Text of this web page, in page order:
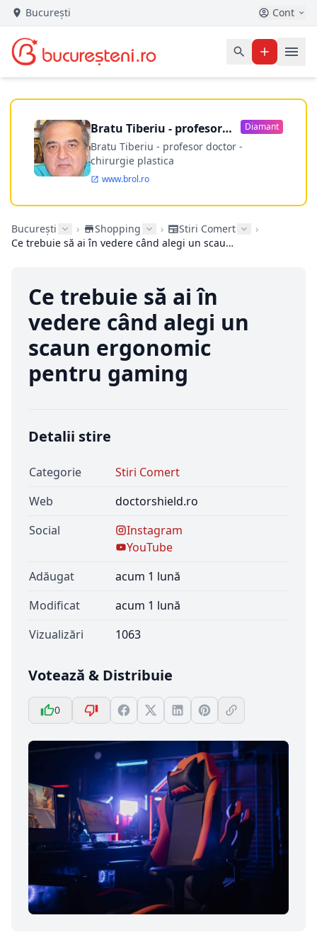
București Cont
Bratu Tiberiu - profesor
doctor
Diamant
Bratu Tiberiu - profesor doctor -
chirurgie plastica
www.brol.ro
București › Shopping › Stiri Comert
›
Ce trebuie să ai în vedere când alegi un scaun ergonomic pentru gaming
Ce trebuie să ai în
vedere când alegi un
scaun ergonomic
pentru gaming
Detalii stire
Categorie
Stiri Comert
Web
doctorshield.ro
Social
Instagram
YouTube
Adăugat
acum 1 lună
Modificat
acum 1 lună
Vizualizări
1063
Votează & Distribuie
0